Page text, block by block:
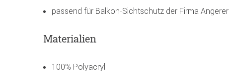
passend für Balkon-Sichtschutz der Firma Angerer
Materialien
100% Polyacryl